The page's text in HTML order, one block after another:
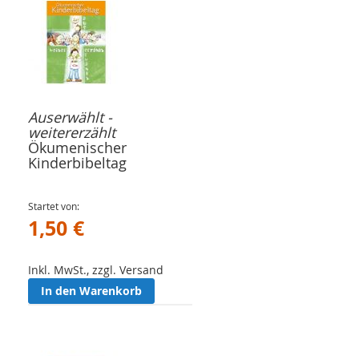
Auserwählt -
weitererzählt
Ökumenischer
Kinderbibeltag
Startet von
1,50 €
Inkl. MwSt., zzgl. Versand
In den Warenkorb